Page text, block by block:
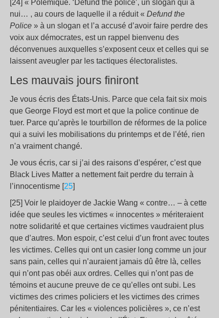
[24] « Polémique. ‘Defund the police’, un slogan qui a
nui… , au cours de laquelle il a réduit « Defund the
Police » à un slogan et l’a accusé d’avoir faire perdre des
voix aux démocrates, est un rappel bienvenu des
déconvenues auxquelles s’exposent ceux et celles qui se
laissent aveugler par les tactiques électoralistes.
Les mauvais jours finiront
Je vous écris des États-Unis. Parce que cela fait six mois
que George Floyd est mort et que la police continue de
tuer. Parce qu’après le tourbillon de réformes de la police
qui a suivi les mobilisations du printemps et de l’été, rien
n’a vraiment changé.
Je vous écris, car si j’ai des raisons d’espérer, c’est que
Black Lives Matter a nettement fait perdre du terrain à
l’innocentisme [25]
[25] Voir le plaidoyer de Jackie Wang « contre… – à cette
idée que seules les victimes « innocentes » mériteraient
notre solidarité et que certaines victimes vaudraient plus
que d’autres. Mon espoir, c’est celui d’un front avec toutes
les victimes. Celles qui ont un casier long comme un jour
sans pain, celles qui n’auraient jamais dû être là, celles
qui n’ont pas obéi aux ordres. Celles qui n’ont pas de
témoins et aucune preuve de ce qu’elles ont subi. Les
victimes des crimes policiers et les victimes des crimes
pénitentiaires. Car les « violences policières », ce n’est